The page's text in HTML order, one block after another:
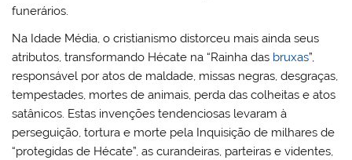
funerários.
Na Idade Média, o cristianismo distorceu mais ainda seus
atributos, transformando Hécate na “Rainha das bruxas”,
responsável por atos de maldade, missas negras, desgraças,
tempestades, mortes de animais, perda das colheitas e atos
satânicos. Estas invenções tendenciosas levaram à
perseguição, tortura e morte pela Inquisição de milhares de
“protegidas de Hécate”, as curandeiras, parteiras e videntes,